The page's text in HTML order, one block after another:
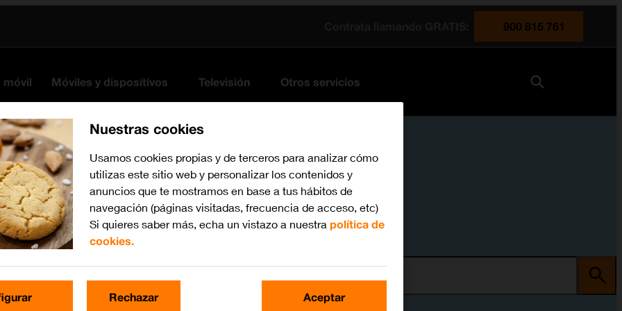
900 815 761
móvil Móviles y dispositivos Televisión Otros servicios
Nuestras cookies
Usamos cookies propias y de terceros para analizar cómo
utilizas este sitio web y personalizar los contenidos y
anuncios que te mostramos en base a tus hábitos de
navegación (páginas visitadas, frecuencia de acceso, etc)
Si quieres saber más, echa un vistazo a nuestra política de
cookies.
Rechazar Aceptar